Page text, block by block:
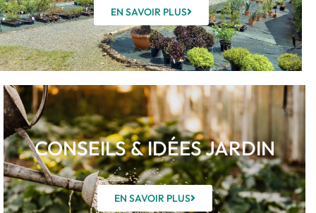
EN SAVOIR PLUS
CONSEILS & IDÉES JARDIN
EN SAVOIR PLUS